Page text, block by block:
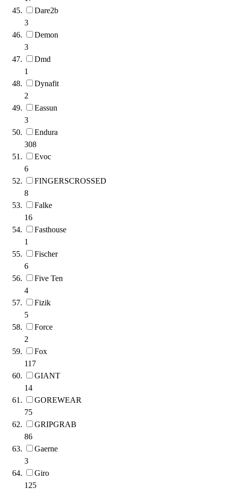
Dare2b
3
Demon
3
Dmd
1
Dynafit
2
Eassun
3
Endura
308
Evoc
6
FINGERSCROSSED
8
Falke
16
Fasthouse
1
Fischer
6
Five Ten
4
Fizik
5
Force
2
Fox
117
GIANT
14
GOREWEAR
75
GRIPGRAB
86
Gaerne
3
Giro
125